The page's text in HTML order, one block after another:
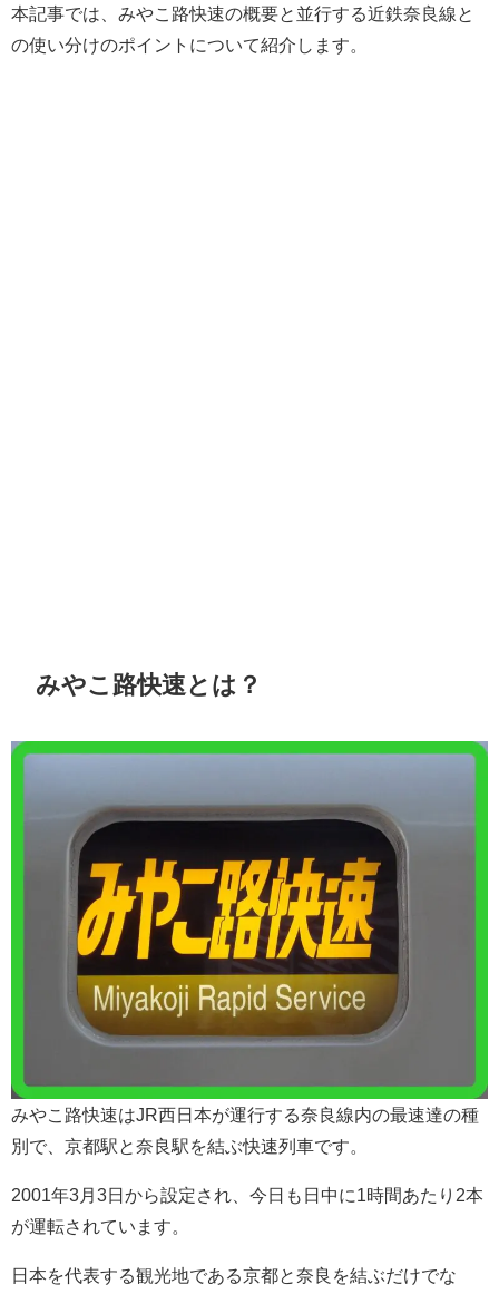
本記事では、みやこ路快速の概要と並行する近鉄奈良線と
の使い分けのポイントについて紹介します。
みやこ路快速とは？
みやこ路快速はJR西日本が運行する奈良線内の最速達の種
別で、京都駅と奈良駅を結ぶ快速列車です。
2001年3月3日から設定され、今日も日中に1時間あたり2本
が運転されています。
日本を代表する観光地である京都と奈良を結ぶだけでな